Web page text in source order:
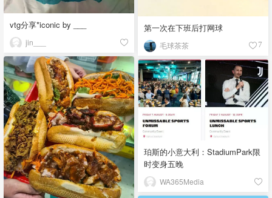
第一次在下班后打网球
毛球茶茶 7
vtg分享*iconic by ___
jin___
珀斯的小意大利：StadiumPark限
时变身五晚
WA365Media